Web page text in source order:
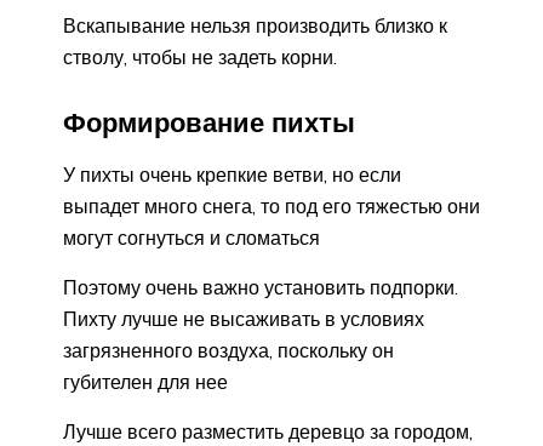
Вскапывание нельзя производить близко к
стволу, чтобы не задеть корни.
Формирование пихты
У пихты очень крепкие ветви, но если
выпадет много снега, то под его тяжестью они
могут согнуться и сломаться
Поэтому очень важно установить подпорки.
Пихту лучше не высаживать в условиях
загрязненного воздуха, поскольку он
губителен для нее
Лучше всего разместить деревцо за городом,